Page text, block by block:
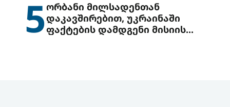
5ორბანი მილსადენთან
დაკავშირებით, უკრაინაში
ფაქტების დამდგენი მისიის